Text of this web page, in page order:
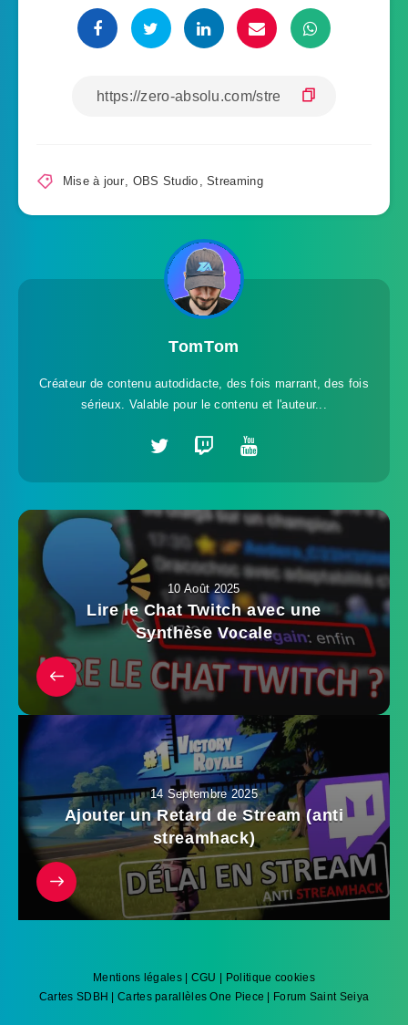
Mise à jour, OBS Studio ,Streaming
TomTom
Créateur de contenu autodidacte, des fois marrant, des fois
sérieux. Valable pour le contenu et l'auteur...
10 Août 2025
Lire le Chat Twitch avec une
Synthèse Vocale
14 Septembre 2025
Ajouter un Retard de Stream (anti
streamhack)
Mentions légales| CGU
Politique cookies
Cartes SDBH
|Cartes parallèles One Piece Forum Saint Seiya